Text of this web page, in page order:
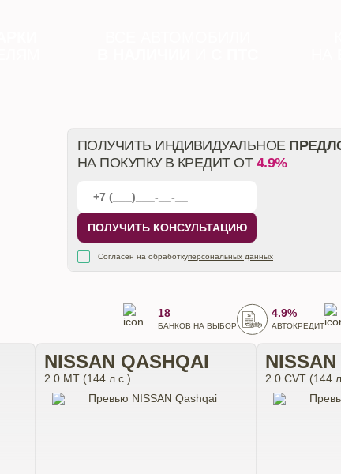
ПОЛУЧИТЬ ИНДИВИДУАЛЬНОЕ
НА ПОКУПКУ В КРЕДИТ ОТ 4.9%
ПОЛУЧИТЬ КОНСУЛЬТАЦИЮ
Согласен на обработкуперсональных данных
18
БАНКОВ НА ВЫБОР
4.9%
АВТОКРЕДИТ
NISSAN QASHQAI
2.0 MT (144 л.с.) 2.0 CVT (144